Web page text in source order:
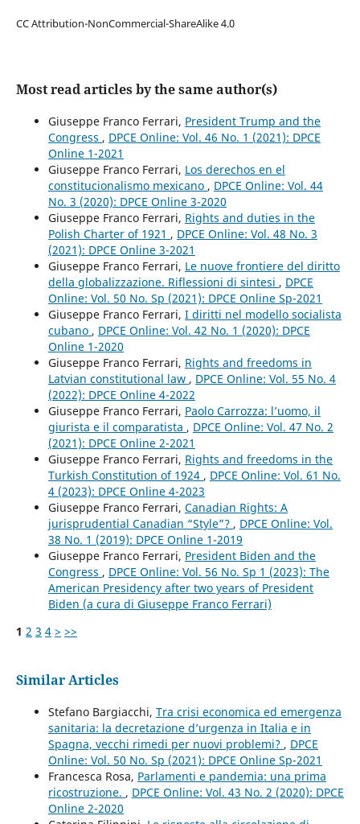
CC Attribution-NonCommercial-ShareAlike 4.0
Most read articles by the same author(s)
Giuseppe Franco Ferrari, President Trump and the
Congress , DPCE Online: Vol. 46 No. 1 (2021): DPCE
Online 1-2021
Giuseppe Franco Ferrari, Los derechos en el
constitucionalismo mexicano , DPCE Online: Vol. 44
No. 3 (2020): DPCE Online 3-2020
Giuseppe Franco Ferrari, Rights and duties in the
Polish Charter of 1921 , DPCE Online: Vol. 48 No. 3
(2021): DPCE Online 3-2021
Giuseppe Franco Ferrari, Le nuove frontiere del diritto
della globalizzazione. Riflessioni di sintesi , DPCE
Online: Vol. 50 No. Sp (2021): DPCE Online Sp-2021
Giuseppe Franco Ferrari, I diritti nel modello socialista
cubano , DPCE Online: Vol. 42 No. 1 (2020): DPCE
Online 1-2020
Giuseppe Franco Ferrari, Rights and freedoms in
Latvian constitutional law , DPCE Online: Vol. 55 No. 4
(2022): DPCE Online 4-2022
Giuseppe Franco Ferrari, Paolo Carrozza: l’uomo, il
giurista e il comparatista , DPCE Online: Vol. 47 No. 2
(2021): DPCE Online 2-2021
Giuseppe Franco Ferrari, Rights and freedoms in the
Turkish Constitution of 1924 , DPCE Online: Vol. 61 No.
4 (2023): DPCE Online 4-2023
Giuseppe Franco Ferrari, Canadian Rights: A
jurisprudential Canadian “Style”? , DPCE Online: Vol.
38 No. 1 (2019): DPCE Online 1-2019
Giuseppe Franco Ferrari, President Biden and the
Congress , DPCE Online: Vol. 56 No. Sp 1 (2023): The
American Presidency after two years of President
Biden (a cura di Giuseppe Franco Ferrari)
1 2 3 4 > >>
Similar Articles
Stefano Bargiacchi, Tra crisi economica ed emergenza
sanitaria: la decretazione d’urgenza in Italia e in
Spagna, vecchi rimedi per nuovi problemi? , DPCE
Online: Vol. 50 No. Sp (2021): DPCE Online Sp-2021
Francesca Rosa, Parlamenti e pandemia: una prima
ricostruzione. , DPCE Online: Vol. 43 No. 2 (2020): DPCE
Online 2-2020